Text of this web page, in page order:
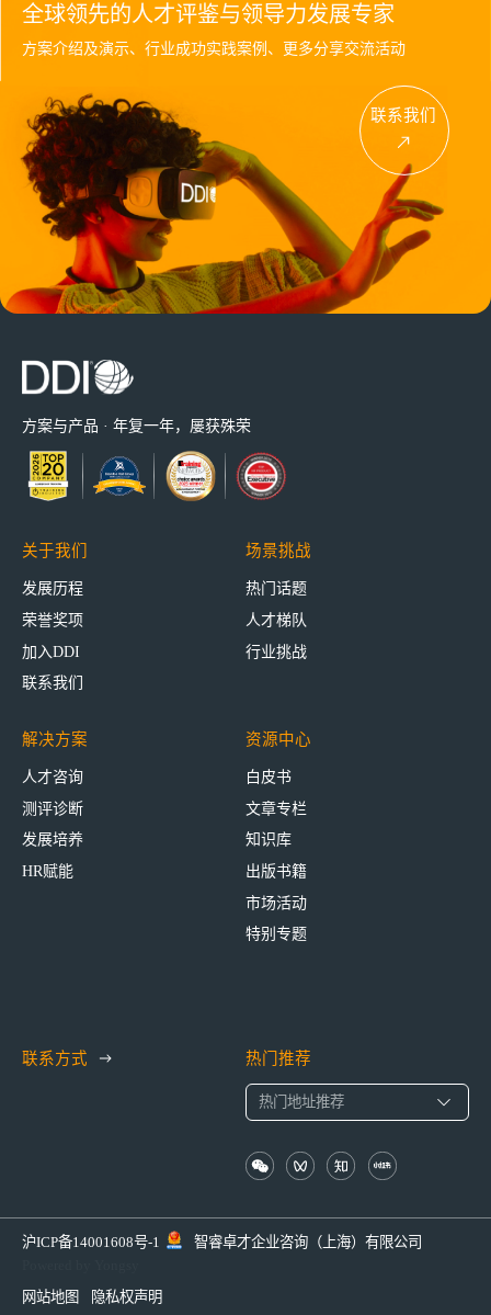
全球领先的人才评鉴与领导力发展专家
方案介绍及演示、行业成功实践案例、更多分享交流活动
联系我们
方案与产品 · 年复一年，屡获殊荣
关于我们
发展历程
荣誉奖项
加入DDI
联系我们
场景挑战
热门话题
人才梯队
行业挑战
解决方案
人才咨询
测评诊断
发展培养
HR赋能
资源中心
白皮书
文章专栏
知识库
出版书籍
市场活动
特别专题
联系方式 热门推荐
沪ICP备14001608号-1
智睿卓才企业咨询（上海）有限公司
网站地图
隐私权声明